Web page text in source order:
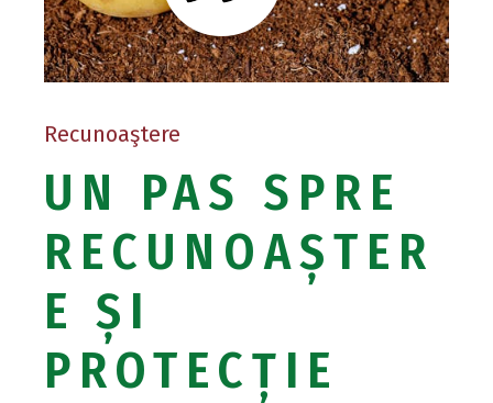
Recunoaştere
UN PAS SPRE
RECUNOAȘTER
E ȘI
PROTECȚIE